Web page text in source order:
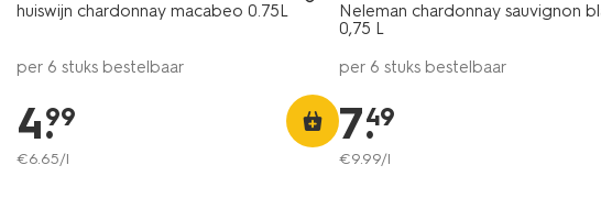
huiswijn chardonnay macabeo 0.75L
per 6 stuks bestelbaar
4.
99
€6.65/l
Neleman chardonnay sauvignon
0,75 L
per 6 stuks bestelbaar
7.
49
€9.99/l